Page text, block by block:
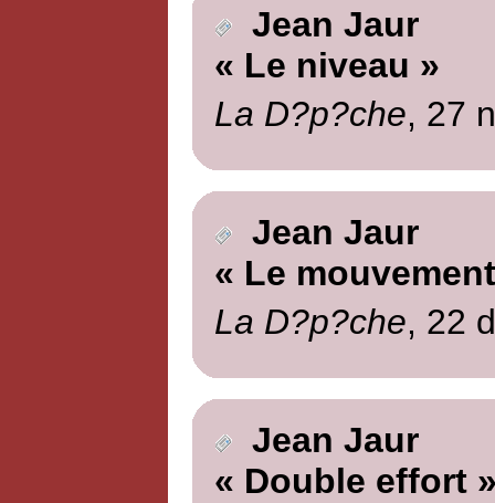
Jean Jaur
« Le niveau »
La D?p?che, 27
Jean Jaur
« Le
La D?p?che, 22
Jean Jaur
« Double effort